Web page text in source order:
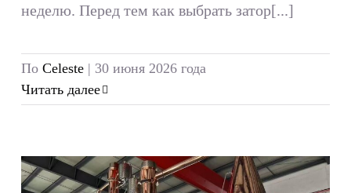
неделю. Перед тем как выбрать затор[...]
ПоCeleste | 30 июня 2026 года
Читать далее